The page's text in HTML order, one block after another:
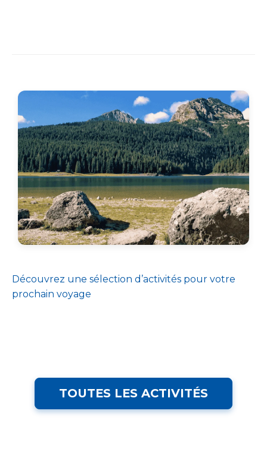
Découvrez une sélection d’activités pour votre
prochain voyage
TOUTES LES ACTIVITÉS